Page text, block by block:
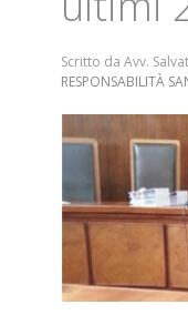
Scritto da Avv.
RESPONSABILITÀ